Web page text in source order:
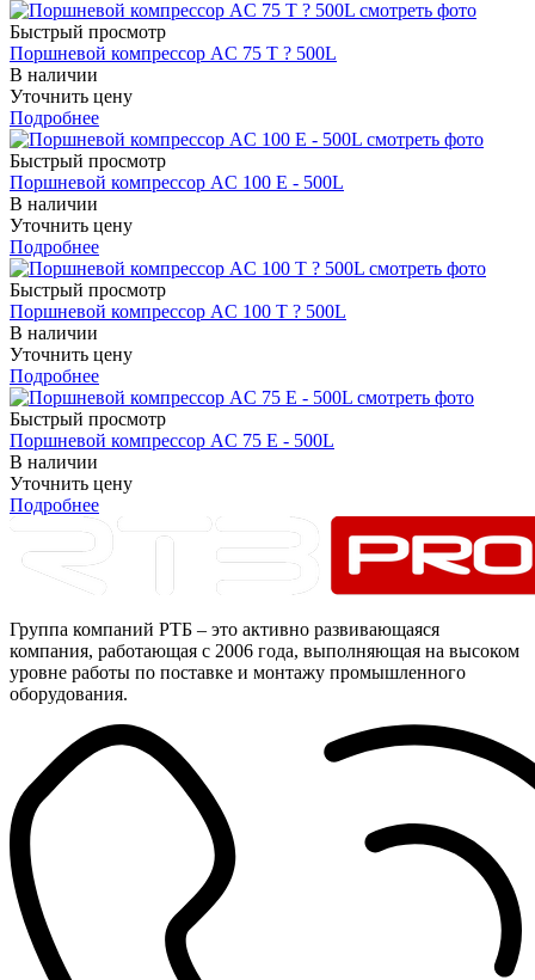
Быстрый просмотр
Поршневой компрессор AC 75 T ? 500L
В наличии
Уточнить цену
Подробнее
Быстрый просмотр
Поршневой компрессор AC 100 E - 500L
В наличии
Уточнить цену
Подробнее
Быстрый просмотр
Поршневой компрессор AC 100 T ? 500L
В наличии
Уточнить цену
Подробнее
Быстрый просмотр
Поршневой компрессор AC 75 E - 500L
В наличии
Уточнить цену
Подробнее
Группа компаний РТБ – это активно развивающаяся
компания, работающая с 2006 года, выполняющая на высоком
уровне работы по поставке и монтажу промышленного
оборудования.